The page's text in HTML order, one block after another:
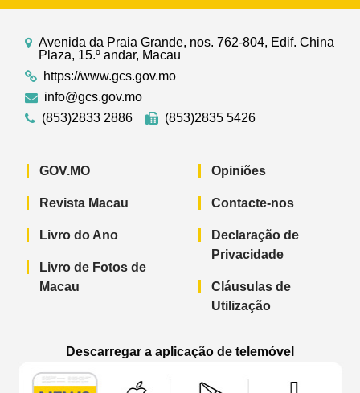
Avenida da Praia Grande, nos. 762-804, Edif. China
Plaza, 15.º andar, Macau
https://www.gcs.gov.mo
info@gcs.gov.mo
(853)2833 2886
(853)2835 5426
GOV.MO
Revista Macau
Livro do Ano
Livro de Fotos de
Macau
Opiniões
Contacte-nos
Declaração de
Privacidade
Cláusulas de
Utilização
Descarregar a aplicação de telemóvel